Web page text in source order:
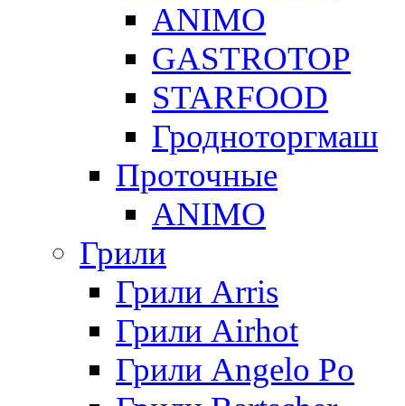
ANIMO
GASTROTOP
STARFOOD
Гродноторгмаш
Проточные
ANIMO
Грили
Грили Arris
Грили Airhot
Грили Angelo Po